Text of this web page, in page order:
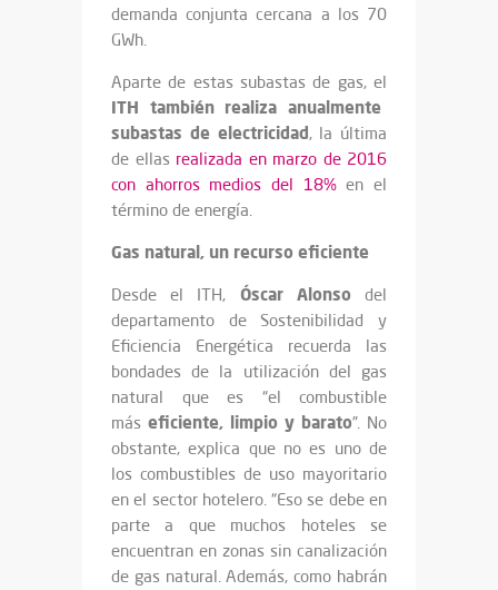
demanda conjunta cercana a los 70
GWh.
Aparte de estas subastas de gas, el
ITH también realiza anualmente
subastas de electricidad, la última
de ellas realizada en marzo de 2016
con ahorros medios del 18%en el
término de energía.
Gas natural, un recurso eficiente
Desde el ITH, Óscar Alonso del
departamento de Sostenibilidad y
Eficiencia Energética recuerda las
bondades de la utilización del gas
natural que es “el combustible
más eficiente, limpio y barato”. No
obstante, explica que no es uno de
los combustibles de uso mayoritario
en el sector hotelero. “Eso se debe en
parte a que muchos hoteles se
encuentran en zonas sin canalización
de gas natural. Además, como habrán